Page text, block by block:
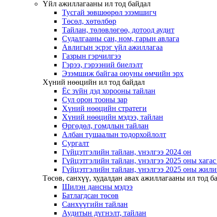
Үйл ажиллагааны ил тод байдал
Тусгай зөвшөөрөл эзэмшигч
Төсөл, хөтөлбөр
Тайлан, төлөвлөгөө, дотоод аудит
Судалгааны сан, ном, гарын авлага
Авлигын эсрэг үйл ажиллагаа
Газрын гэрчилгээ
Гэрээ, гэрээний биелэлт
Эзэмшиж байгаа оюуны өмчийн эрх
Хүний нөөцийн ил тод байдал
Ёс зүйн дэд хорооны тайлан
Сул орон тооны зар
Хүний нөөцийн стратеги
Хүний нөөцийн мэдээ, тайлан
Өргөдөл, гомдлын тайлан
Албан тушаалын тодорхойлолт
Сургалт
Гүйцэтгэлийн тайлан, үнэлгээ 2024 он
Гүйцэтгэлийн тайлан, үнэлгээ 2025 оны
Гүйцэтгэлийн тайлан, үнэлгээ 2025 оны
Төсөв, санхүү, худалдан авах ажиллагааны ил тод
Шилэн дансны мэдээ
Батлагдсан төсөв
Санхүүгийн тайлан
Аудитын дүгнэлт, тайлан